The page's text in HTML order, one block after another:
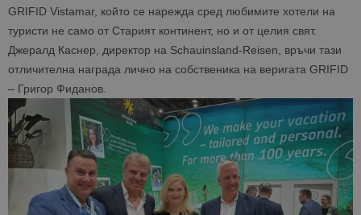
GRIFID Vistamar, който се нарежда сред любимите хотели на
туристи не само от Старият континент, но и от целия свят.
Джералд Каснер, директор на Schauinsland-Reisen, връчи тази
отличителна награда лично на собственика на веригата GRIFID
– Григор Фиданов.